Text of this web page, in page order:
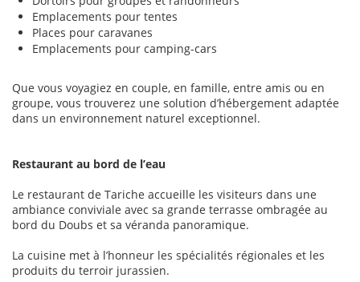
Emplacements pour tentes
Places pour caravanes
Emplacements pour camping-cars
Que vous voyagiez en couple, en famille, entre amis ou en
groupe, vous trouverez une solution d’hébergement adaptée
dans un environnement naturel exceptionnel.
Restaurant au bord de l’eau
Le restaurant de Tariche accueille les visiteurs dans une
ambiance conviviale avec sa grande terrasse ombragée au
bord du Doubs et sa véranda panoramique.
La cuisine met à l’honneur les spécialités régionales et les
produits du terroir jurassien.